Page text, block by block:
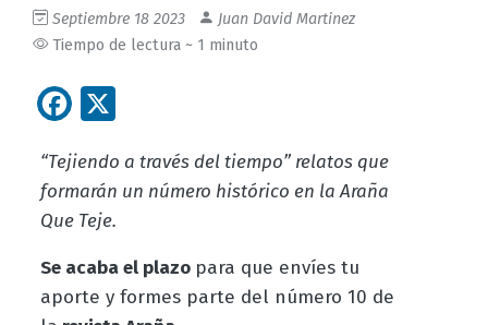
Septiembre 18 2023
Juan David Martinez
Tiempo de lectura ~ 1 minuto
Facebook
“Tejiendo a través del tiempo” relatos que
formarán un número histórico en la Araña
Que Teje.
Se acaba el plazo para que envíes tu
aporte y formes parte del número 10 de